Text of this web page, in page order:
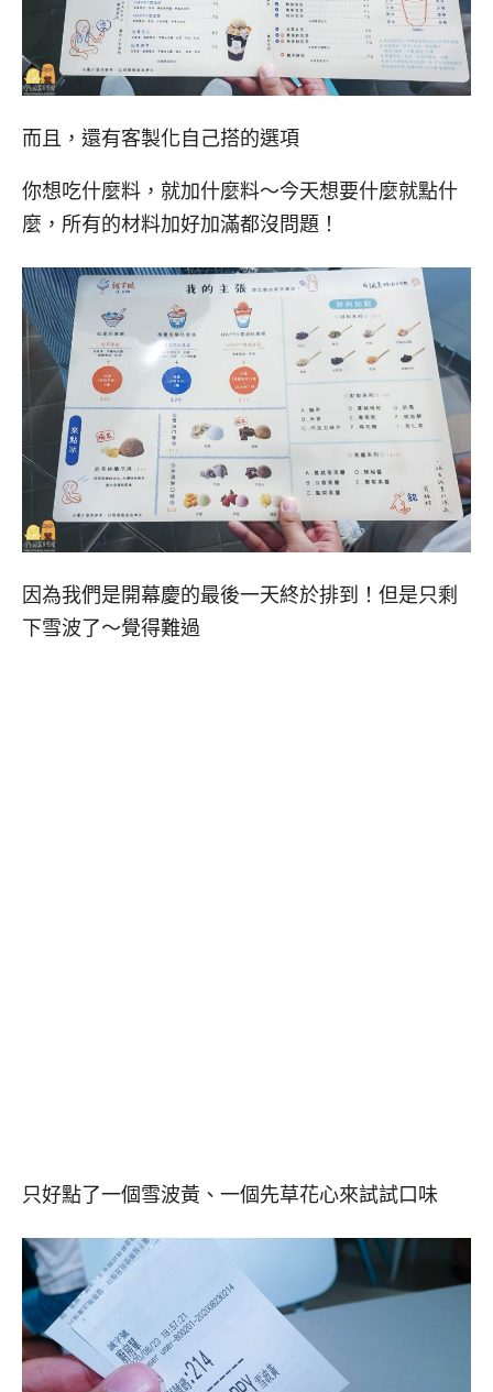
而且，還有客製化自己搭的選項
你想吃什麼料，就加什麼料～今天想要什麼就點什
麼，所有的材料加好加滿都沒問題！
因為我們是開幕慶的最後一天終於排到！但是只剩
下雪波了～覺得難過
只好點了一個雪波黃、一個先草花心來試試口味